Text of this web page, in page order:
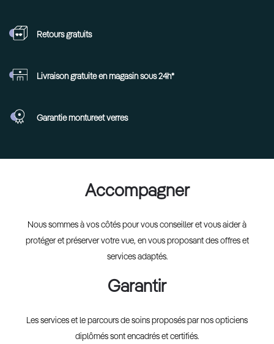
Retoursgratuits
Livraison gratuite en magasin sous 24h*
Garantie montureet verres
Accompagner
Nous sommes à vos côtés pour vous conseiller et vous aider à
protéger et préserver votre vue, en vous proposant des offres et
services adaptés.
Garantir
Les services et le parcours de soins proposés par nos opticiens
diplômés sont encadrés et certifiés.